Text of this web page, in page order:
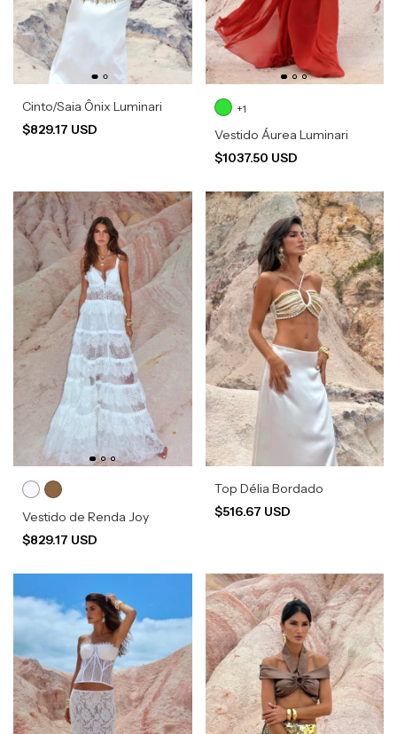
Cinto/Saia Ônix Luminari
$829.17 USD
+1
Vestido Áurea Luminari
$1037.50 USD
Vestido de Renda Joy
$829.17 USD
Top Délia Bordado
$516.67 USD